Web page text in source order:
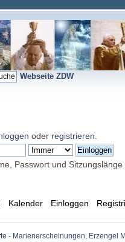
Webseite ZDW
oder registrieren
Passwort und Sitzungslänge
Kalender Einloggen
- Marienerscheinungen, Erzengel